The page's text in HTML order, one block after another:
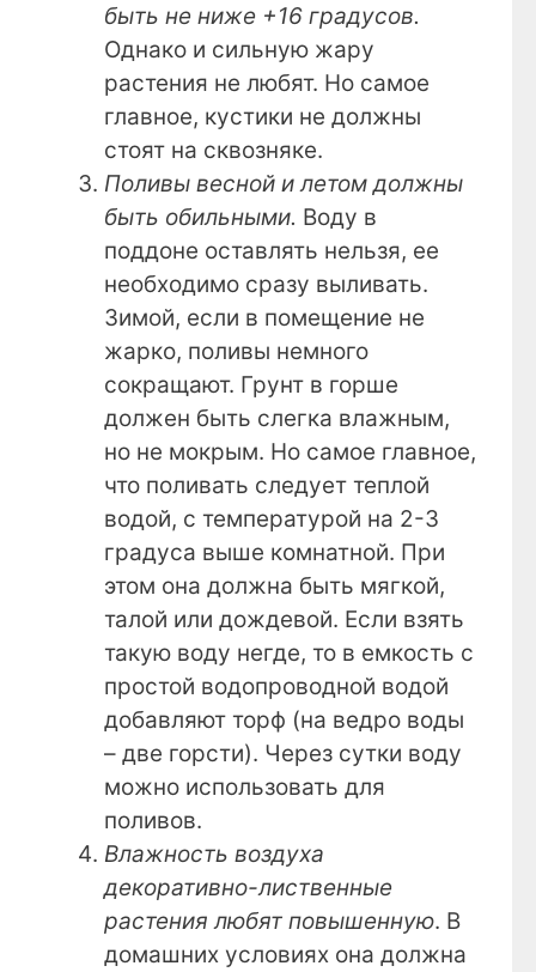
быть не ниже +16 градусов.
Однако и сильную жару
растения не любят. Но самое
главное, кустики не должны
стоят на сквозняке.
Поливы весной и летом должны
быть обильными. Воду в
поддоне оставлять нельзя, ее
необходимо сразу выливать.
Зимой, если в помещение не
жарко, поливы немного
сокращают. Грунт в горше
должен быть слегка влажным,
но не мокрым. Но самое главное,
что поливать следует теплой
водой, с температурой на 2-3
градуса выше комнатной. При
этом она должна быть мягкой,
талой или дождевой. Если взять
такую воду негде, то в емкость с
простой водопроводной водой
добавляют торф (на ведро воды
– две горсти). Через сутки воду
можно использовать для
поливов.
Влажность воздуха
декоративно-лиственные
растения любят повышенную. В
домашних условиях она должна